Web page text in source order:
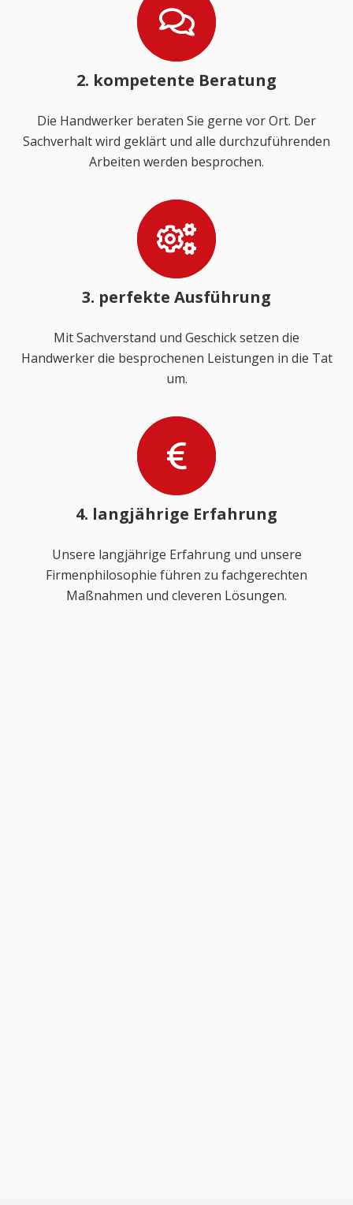
2. kompetente Beratung
Die Handwerker beraten Sie gerne vor Ort. Der
Sachverhalt wird geklärt und alle durchzuführenden
Arbeiten werden besprochen.
3. perfekte Ausführung
Mit Sachverstand und Geschick setzen die
Handwerker die besprochenen Leistungen in die Tat
um.
4. langjährige Erfahrung
Unsere langjährige Erfahrung und unsere
Firmenphilosophie führen zu fachgerechten
Maßnahmen und cleveren Lösungen.